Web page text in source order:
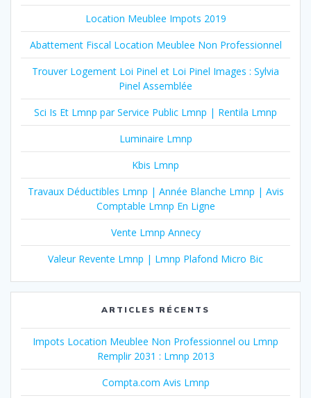
Location Meublee Impots 2019
Abattement Fiscal Location Meublee Non Professionnel
Trouver Logement Loi Pinel et Loi Pinel Images : Sylvia
Pinel Assemblée
Sci Is Et Lmnp par Service Public Lmnp | Rentila Lmnp
Luminaire Lmnp
Kbis Lmnp
Travaux Déductibles Lmnp | Année Blanche Lmnp | Avis
Comptable Lmnp En Ligne
Vente Lmnp Annecy
Valeur Revente Lmnp | Lmnp Plafond Micro Bic
ARTICLES RÉCENTS
Impots Location Meublee Non Professionnel ou Lmnp
Remplir 2031 : Lmnp 2013
Compta.com Avis Lmnp